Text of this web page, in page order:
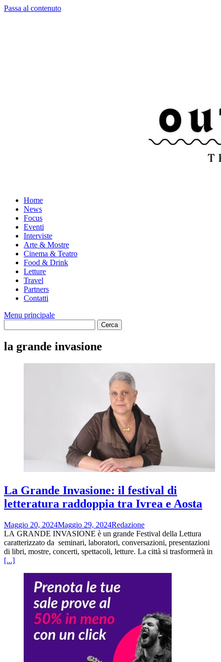
Passa al contenuto
Home
News
Focus
Eventi
Interviste
Arte & Mostre
Cinema & Teatro
Food & Drink
Letture
Travel
Partners
Contatti
Menu principale
la grande invasione
La Grande Invasione: il festival di
letteratura raddoppia tra Ivrea e Aosta
Maggio 20, 2024Maggio 29, 2024Redazione
LA GRANDE INVASIONE è un grande Festival della Lettura
caratterizzato da seminari, laboratori, conversazioni, presentazioni
di libri, mostre, concerti, spettacoli, letture. La città si trasformerà in
[...]